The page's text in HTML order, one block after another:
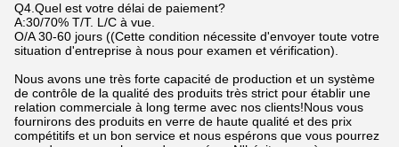
Q4.Quel est votre délai de paiement?
A:30/70% T/T. L/C à vue.
O/A 30-60 jours ((Cette condition nécessite d'envoyer toute votre
situation d'entreprise à nous pour examen et vérification).
Nous avons une très forte capacité de production et un système
de contrôle de la qualité des produits très strict pour établir une
relation commerciale à long terme avec nos clients!Nous vous
fournirons des produits en verre de haute qualité et des prix
compétitifs et un bon service et nous espérons que vous pourrez